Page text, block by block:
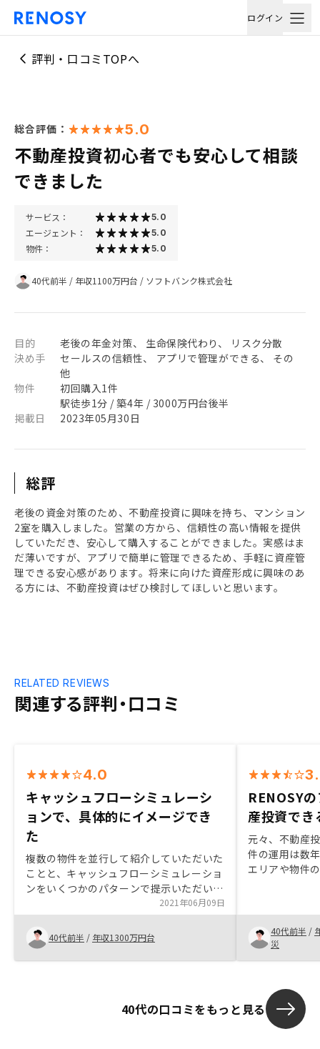
ログイン
評判・口コミTOPへ
総合評価： 5.0
不動産投資初心者でも安心して相談
できました
サービス： 5.0
エージェント： 5.0
物件： 5.0
40代前半 / 年収1100万円台 / ソフトバンク株式会社
目的
老後の年金対策、 生命保険代わり、 リスク分散
決め手
セールスの信頼性、 アプリで管理ができる、 その
他
物件
初回購入1件
駅徒歩1分 / 築4年 / 3000万円台後半
掲載日
2023年05月30日
総評
老後の資金対策のため、不動産投資に興味を持ち、マンション
2室を購入しました。営業の方から、信頼性の高い情報を提供
していただき、安心して購入することができました。実感はま
だ薄いですが、アプリで簡単に管理できるため、手軽に資産管
理できる安心感があります。将来に向けた資産形成に興味のあ
る方には、不動産投資はぜひ検討してほしいと思います。
関連する評判・口コミ
RELATED REVIEWS
4.0
キャッシュフローシミュレーシ
ョンで、具体的にイメージでき
た
複数の物件を並行して紹介していただいた
ことと、キャッシュフローシミュレーショ
ンをいくつかのパターンで提示いただいた
ことで、具体的にイメージできた。2021年06月09日
40代前半 / 年収1300万円台
RENOSY
産投資でき
元々、不動産
件の運用は数
エリアや物件
RENOSYのア
じました。
40代前半 /
災
40代の口コミをもっと見る